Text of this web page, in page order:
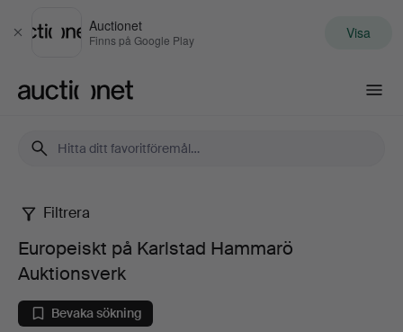
Stäng
Auctionet
Finns på Google Play Visa
Europeiskt
på
Karlstad
Filtrera
Europeiskt på Karlstad Hammarö
Auktionsverk
Bevaka sökning